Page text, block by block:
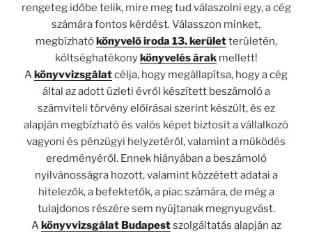
rengeteg időbe telik, mire meg tud válaszolni egy, a cég
számára fontos kérdést. Válasszon minket,
megbízhatókönyvelő iroda 13. kerületterületén,
költséghatékonykönyvelés árakmellett!
Akönyvvizsgálatcélja, hogy megállapítsa, hogy a cég
által az adott üzleti évről készített beszámoló a
számviteli törvény előírásai szerint készült, és ez
alapján megbízható és valós képet biztosít a vállalkozó
vagyoni és pénzügyi helyzetéről, valamint a működés
eredményéről. Ennek hiányában a beszámoló
nyilvánosságra hozott, valamint közzétett adatai a
hitelezők, a befektetők, a piac számára, de még a
tulajdonos részére sem nyújtanak megnyugvást.
Akönyvvizsgálat Budapestszolgáltatás alapján az